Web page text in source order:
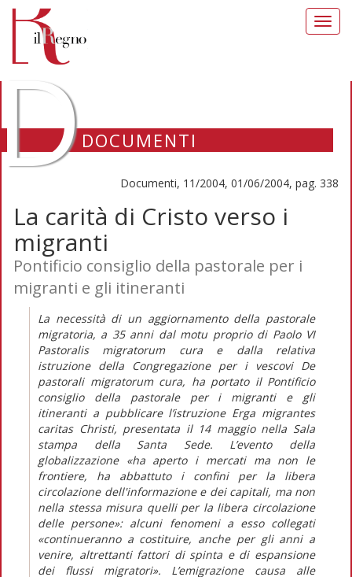
DOCUMENTI
Documenti, 11/2004, 01/06/2004, pag. 338
La carità di Cristo verso i
migranti
Pontificio consiglio della pastorale per i
migranti e gli itineranti
La necessità di un aggiornamento della pastorale
migratoria, a 35 anni dal motu proprio di Paolo VI
Pastoralis migratorum cura e dalla relativa
istruzione della Congregazione per i vescovi De
pastorali migratorum cura, ha portato il Pontificio
consiglio della pastorale per i migranti e gli
itineranti a pubblicare l’istruzione Erga migrantes
caritas Christi, presentata il 14 maggio nella Sala
stampa della Santa Sede. L’evento della
globalizzazione «ha aperto i mercati ma non le
frontiere, ha abbattuto i confini per la libera
circolazione dell'informazione e dei capitali, ma non
nella stessa misura quelli per la libera circolazione
delle persone»: alcuni fenomeni a esso collegati
«continueranno a costituire, anche per gli anni a
venire, altrettanti fattori di spinta e di espansione
dei flussi migratori». L’emigrazione causa alle